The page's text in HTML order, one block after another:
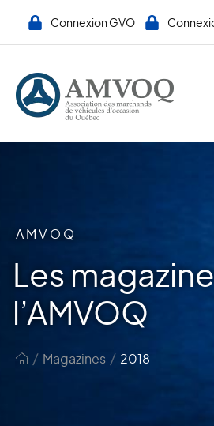
Connexion GVO
AMVOQ
Les
l’AMVOQ
/ Magazines / 2018